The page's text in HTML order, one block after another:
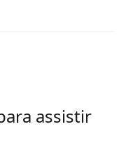
assistir